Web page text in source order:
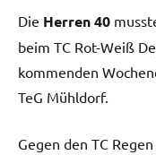
Die Herren 40
beim TC Rot-Weiß
kommenden
TeG Mühldorf.
Gegen den TC